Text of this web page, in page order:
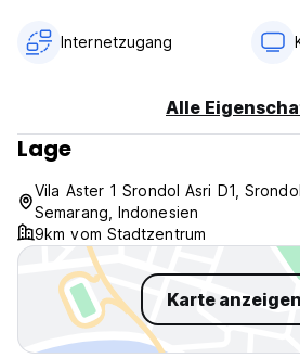
Internetzugang
Alle
Lage
Vila Aster 1 Srondol Asri D1,
Semarang, Indonesien
9km vom Stadtzentrum
Karte anzeigen